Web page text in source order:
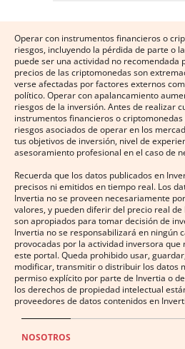
Operar con instrumentos financieros o
riesgos, incluyendo la pérdida de parte o
puede ser una actividad no recomendada
precios de las criptomonedas son
verse afectadas por factores externos
político. Operar con apalancamiento
riesgos de la inversión. Antes de realizar
instrumentos financieros o
riesgos asociados de operar en los
tus objetivos de inversión, nivel de
asesoramiento profesional en el caso de
Recuerda que los datos publicados en
precisos ni emitidos en tiempo real. Los
Invertia no se proveen necesariamente
valores, y pueden diferir del precio real
son apropiados para tomar decisión de
Invertia no se responsabilizará en ningún
provocadas por la actividad inversora que
este portal. Queda prohibido usar,
modificar, transmitir o distribuir los datos
permiso explícito por parte de Invertia o
los derechos de propiedad intelectual
proveedores de datos contenidos en
NOSOTROS